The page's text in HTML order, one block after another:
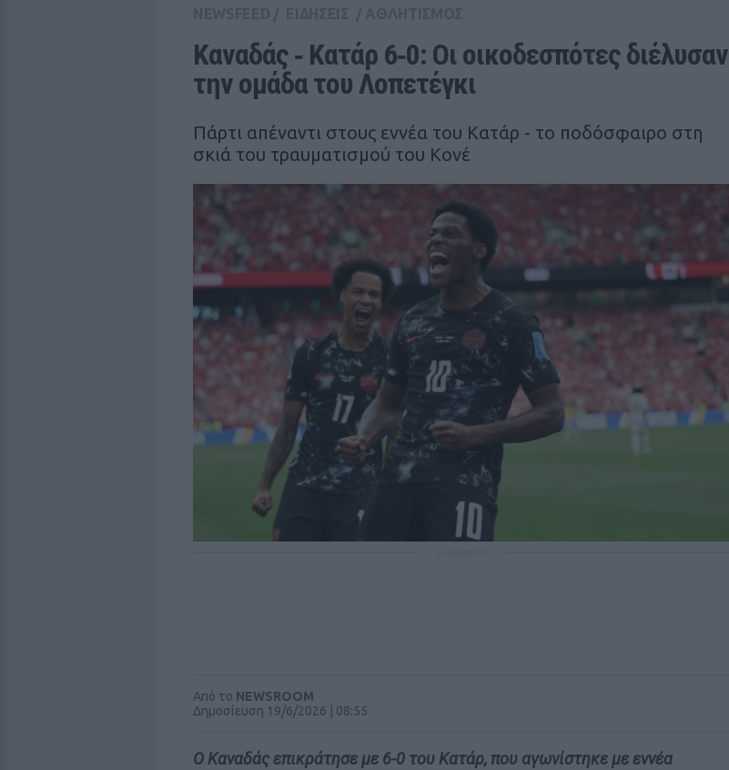
Καναδάς ‑ Κατάρ 6‑0: Οι οικοδεσπότες διέλυσαν
την ομάδα του Λοπετέγκι
Πάρτι απέναντι στους εννέα του Κατάρ - το ποδόσφαιρο στη
σκιά του τραυματισμού του Κονέ
Από το NEWSROOM
Δημοσίευση 19/6/2026 | 08:55
Ο Καναδάς επικράτησε με 6-0 του Κατάρ, που αγωνίστηκε με εννέα